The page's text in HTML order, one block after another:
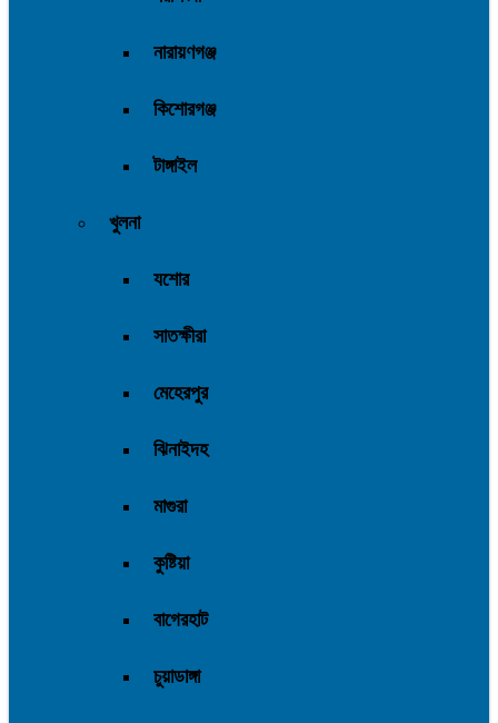
নারায়ণগঞ্জ
কিশোরগঞ্জ
টাঙ্গাইল
খুলনা
যশোর
সাতক্ষীরা
মেহেরপুর
ঝিনাইদহ
মাগুরা
কুষ্টিয়া
বাগেরহাট
চুয়াডাঙ্গা